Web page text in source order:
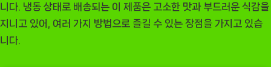
구
이
니다. 냉동 상태로 배송되는 이 제품은 고소한 맛과 부드러운 식감을
지니고 있어, 여러 가지 방법으로 즐길 수 있는 장점을 가지고 있습
니다.